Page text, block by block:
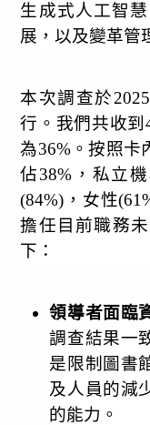
生成式人工智慧
展，以及變革管
本次調查於2025
行。我們共收到
為36%。按照卡
佔38% ，私立
(84%) ，女性
擔任目前職務
下：
領導者面臨
調查結果一
是限制圖書
及人員的減
的能力。